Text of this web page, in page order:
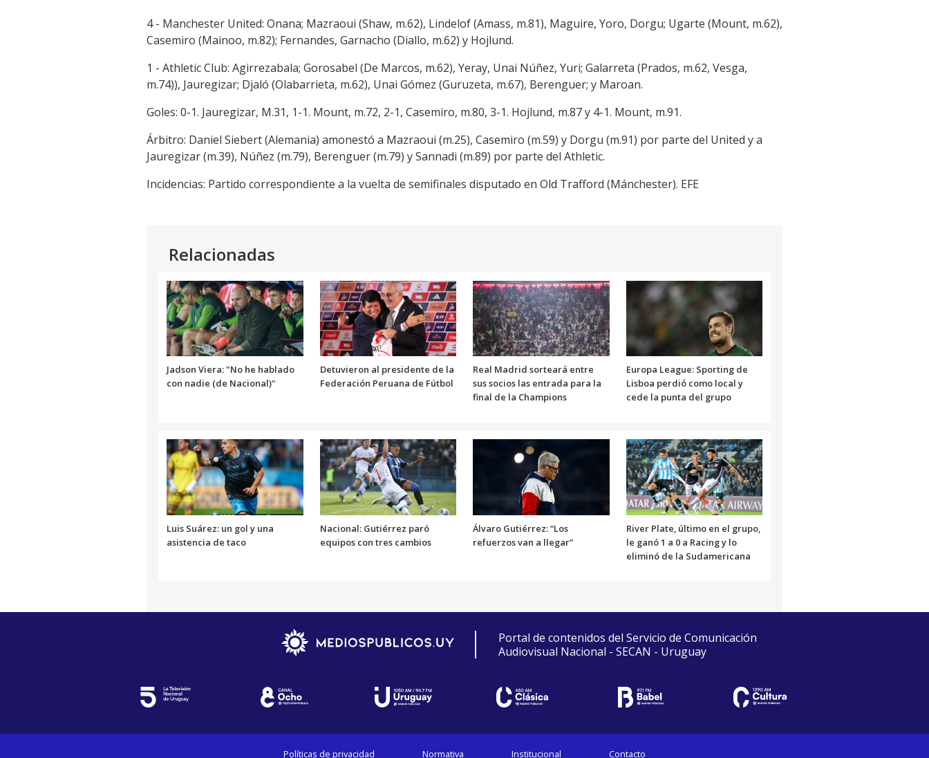
4 - Manchester United: Onana; Mazraoui (Shaw, m.62), Lindelof (Amass, m.81), Maguire, Yoro, Dorgu; Ugarte (Mount, m.62),
Casemiro (Mainoo, m.82); Fernandes, Garnacho (Diallo, m.62) y Hojlund.
1 - Athletic Club: Agirrezabala; Gorosabel (De Marcos, m.62), Yeray, Unai Núñez, Yuri; Galarreta (Prados, m.62, Vesga,
m.74)), Jauregizar; Djaló (Olabarrieta, m.62), Unai Gómez (Guruzeta, m.67), Berenguer; y Maroan.
Goles: 0-1. Jauregizar, M.31, 1-1. Mount, m.72, 2-1, Casemiro, m.80, 3-1. Hojlund, m.87 y 4-1. Mount, m.91.
Árbitro: Daniel Siebert (Alemania) amonestó a Mazraoui (m.25), Casemiro (m.59) y Dorgu (m.91) por parte del United y a
Jauregizar (m.39), Núñez (m.79), Berenguer (m.79) y Sannadi (m.89) por parte del Athletic.
Incidencias: Partido correspondiente a la vuelta de semifinales disputado en Old Trafford (Mánchester). EFE
Relacionadas
Jadson Viera: "No he hablado
con nadie (de Nacional)"
Detuvieron al presidente de la
Federación Peruana de Fútbol
Real Madrid sorteará entre
sus socios las entrada para la
final de la Champions
Europa League: Sporting de
Lisboa perdió como local y
cede la punta del grupo
Luis Suárez: un gol y una
asistencia de taco
Nacional: Gutiérrez paró
equipos con tres cambios
Álvaro Gutiérrez: “Los
refuerzos van a llegar”
River Plate, último en el grupo,
le ganó 1 a 0 a Racing y lo
eliminó de la Sudamericana
Portal de contenidos del Servicio de Comunicación
Audiovisual Nacional - SECAN - Uruguay
Políticas de privacidad Normativa Institucional Contacto